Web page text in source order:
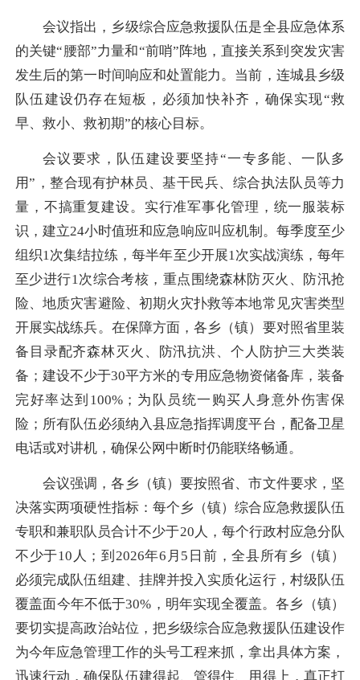
会议指出，乡级综合应急救援队伍是全县应急体系
的关键“腰部”力量和“前哨”阵地，直接关系到突发灾害
发生后的第一时间响应和处置能力。当前，连城县乡级
队伍建设仍存在短板，必须加快补齐，确保实现“救
早、救小、救初期”的核心目标。
会议要求，队伍建设要坚持“一专多能、一队多
用”，整合现有护林员、基干民兵、综合执法队员等力
量，不搞重复建设。实行准军事化管理，统一服装标
识，建立24小时值班和应急响应叫应机制。每季度至少
组织1次集结拉练，每半年至少开展1次实战演练，每年
至少进行1次综合考核，重点围绕森林防灭火、防汛抢
险、地质灾害避险、初期火灾扑救等本地常见灾害类型
开展实战练兵。在保障方面，各乡（镇）要对照省里装
备目录配齐森林灭火、防汛抗洪、个人防护三大类装
备；建设不少于30平方米的专用应急物资储备库，装备
完好率达到100%；为队员统一购买人身意外伤害保
险；所有队伍必须纳入县应急指挥调度平台，配备卫星
电话或对讲机，确保公网中断时仍能联络畅通。
会议强调，各乡（镇）要按照省、市文件要求，坚
决落实两项硬性指标：每个乡（镇）综合应急救援队伍
专职和兼职队员合计不少于20人，每个行政村应急分队
不少于10人；到2026年6月5日前，全县所有乡（镇）
必须完成队伍组建、挂牌并投入实质化运行，村级队伍
覆盖面今年不低于30%，明年实现全覆盖。各乡（镇）
要切实提高政治站位，把乡级综合应急救援队伍建设作
为今年应急管理工作的头号工程来抓，拿出具体方案，
迅速行动，确保队伍建得起、管得住、用得上，真正打